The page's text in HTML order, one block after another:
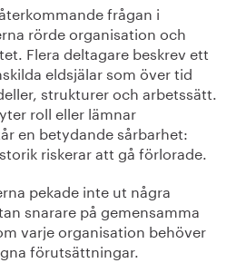
frågan i
rörde organisation och
Flera deltagare beskrev ett
eldsjälar som över tid
strukturer och arbetssätt.
roll eller lämnar
en betydande sårbarhet:
riskerar att gå förlorade.
pekade inte ut några
snarare på gemensamma
varje organisation behöver
förutsättningar.